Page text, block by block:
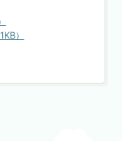
）